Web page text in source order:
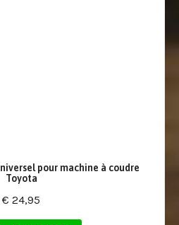
pour machine à coudre
Toyota
€ 24,95